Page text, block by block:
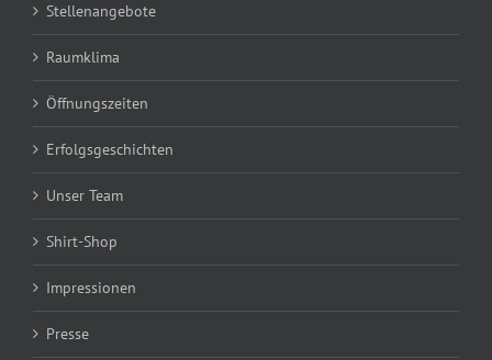
Stellenangebote
Raumklima
Öffnungszeiten
Erfolgsgeschichten
Unser Team
Shirt-Shop
Impressionen
Presse